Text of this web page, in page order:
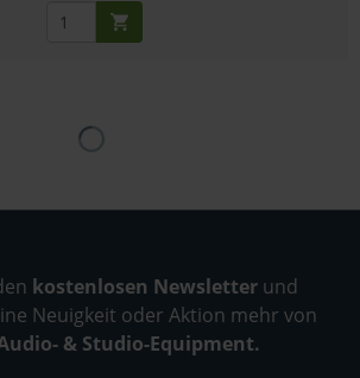
kostenlosen Newsletter und
Neuigkeit oder Aktion mehr von
& Studio-Equipment.